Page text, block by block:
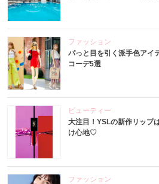
ファッション
パっと目を引く派手色アイ
コーデ5選
ビューティー
大注目！YSLの新作リップ
け心地♡
ファッション